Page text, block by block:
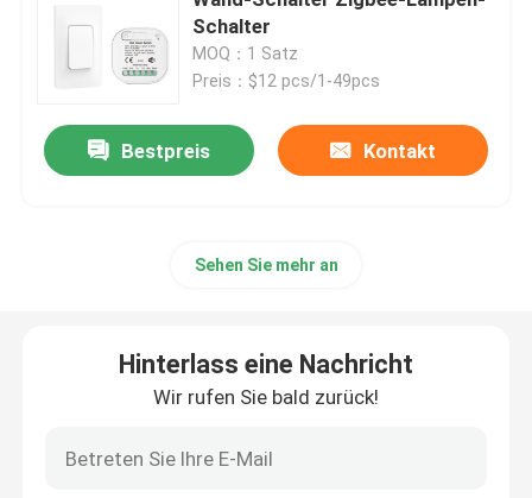
Drahtloser Fernsteuerungsschalter
Zigbee-Berührungsschalter
Intelligenter Sockel Homekit
Schalter
MOQ：1 Satz
Preis：$12 pcs/1-49pcs
Bestpreis Kontakt
Sehen Sie mehr an
Hinterlass eine Nachricht
Wir rufen Sie bald zurück!